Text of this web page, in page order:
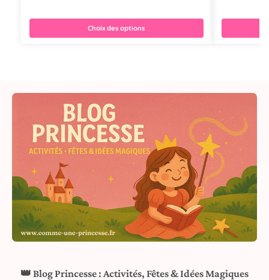
Choix des options
👑 Blog Princesse : Activités, Fêtes & Idées Magiques